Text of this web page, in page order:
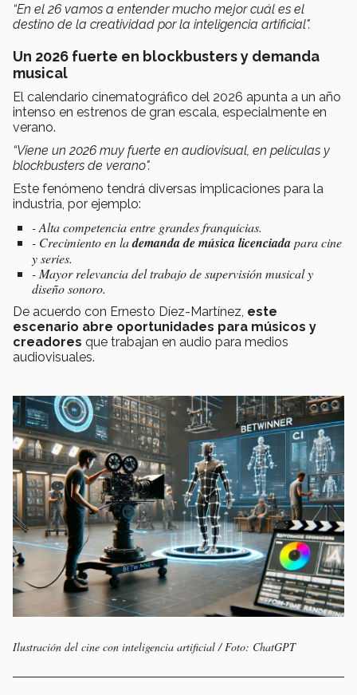
“En el 26 vamos a entender mucho mejor cuál es el
destino de la creatividad por la inteligencia artificial".
Un 2026 fuerte en blockbusters y demanda
musical
El calendario cinematográfico del 2026 apunta a un año
intenso en estrenos de gran escala, especialmente en
verano.
“Viene un 2026 muy fuerte en audiovisual, en películas y
blockbusters de verano".
Este fenómeno tendrá diversas implicaciones para la
industria, por ejemplo:
- Alta competencia entre grandes franquicias.
- Crecimiento en lademanda de música licenciadapara cine
y series.
- Mayor relevancia del trabajo de supervisión musical y
diseño sonoro.
De acuerdo con Ernesto Díez-Martínez, este
escenario abre oportunidades para músicos y
creadores que trabajan en audio para medios
audiovisuales.
Ilustración del cine con inteligencia artificial / Foto: ChatGPT